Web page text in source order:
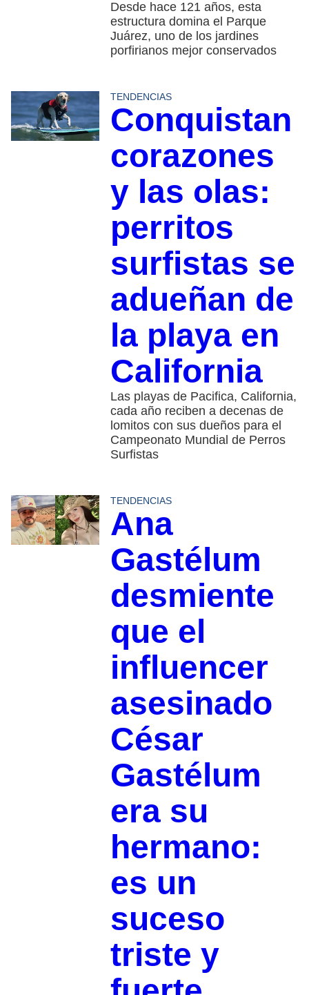
Desde hace 121 años, esta
estructura domina el Parque
Juárez, uno de los jardines
porfirianos mejor conservados
TENDENCIAS
Conquistan
corazones
y las olas:
perritos
surfistas se
adueñan de
la playa en
California
Las playas de Pacifica, California,
cada año reciben a decenas de
lomitos con sus dueños para el
Campeonato Mundial de Perros
Surfistas
TENDENCIAS
Ana
Gastélum
desmiente
que el
influencer
asesinado
César
Gastélum
era su
hermano:
es un
suceso
triste y